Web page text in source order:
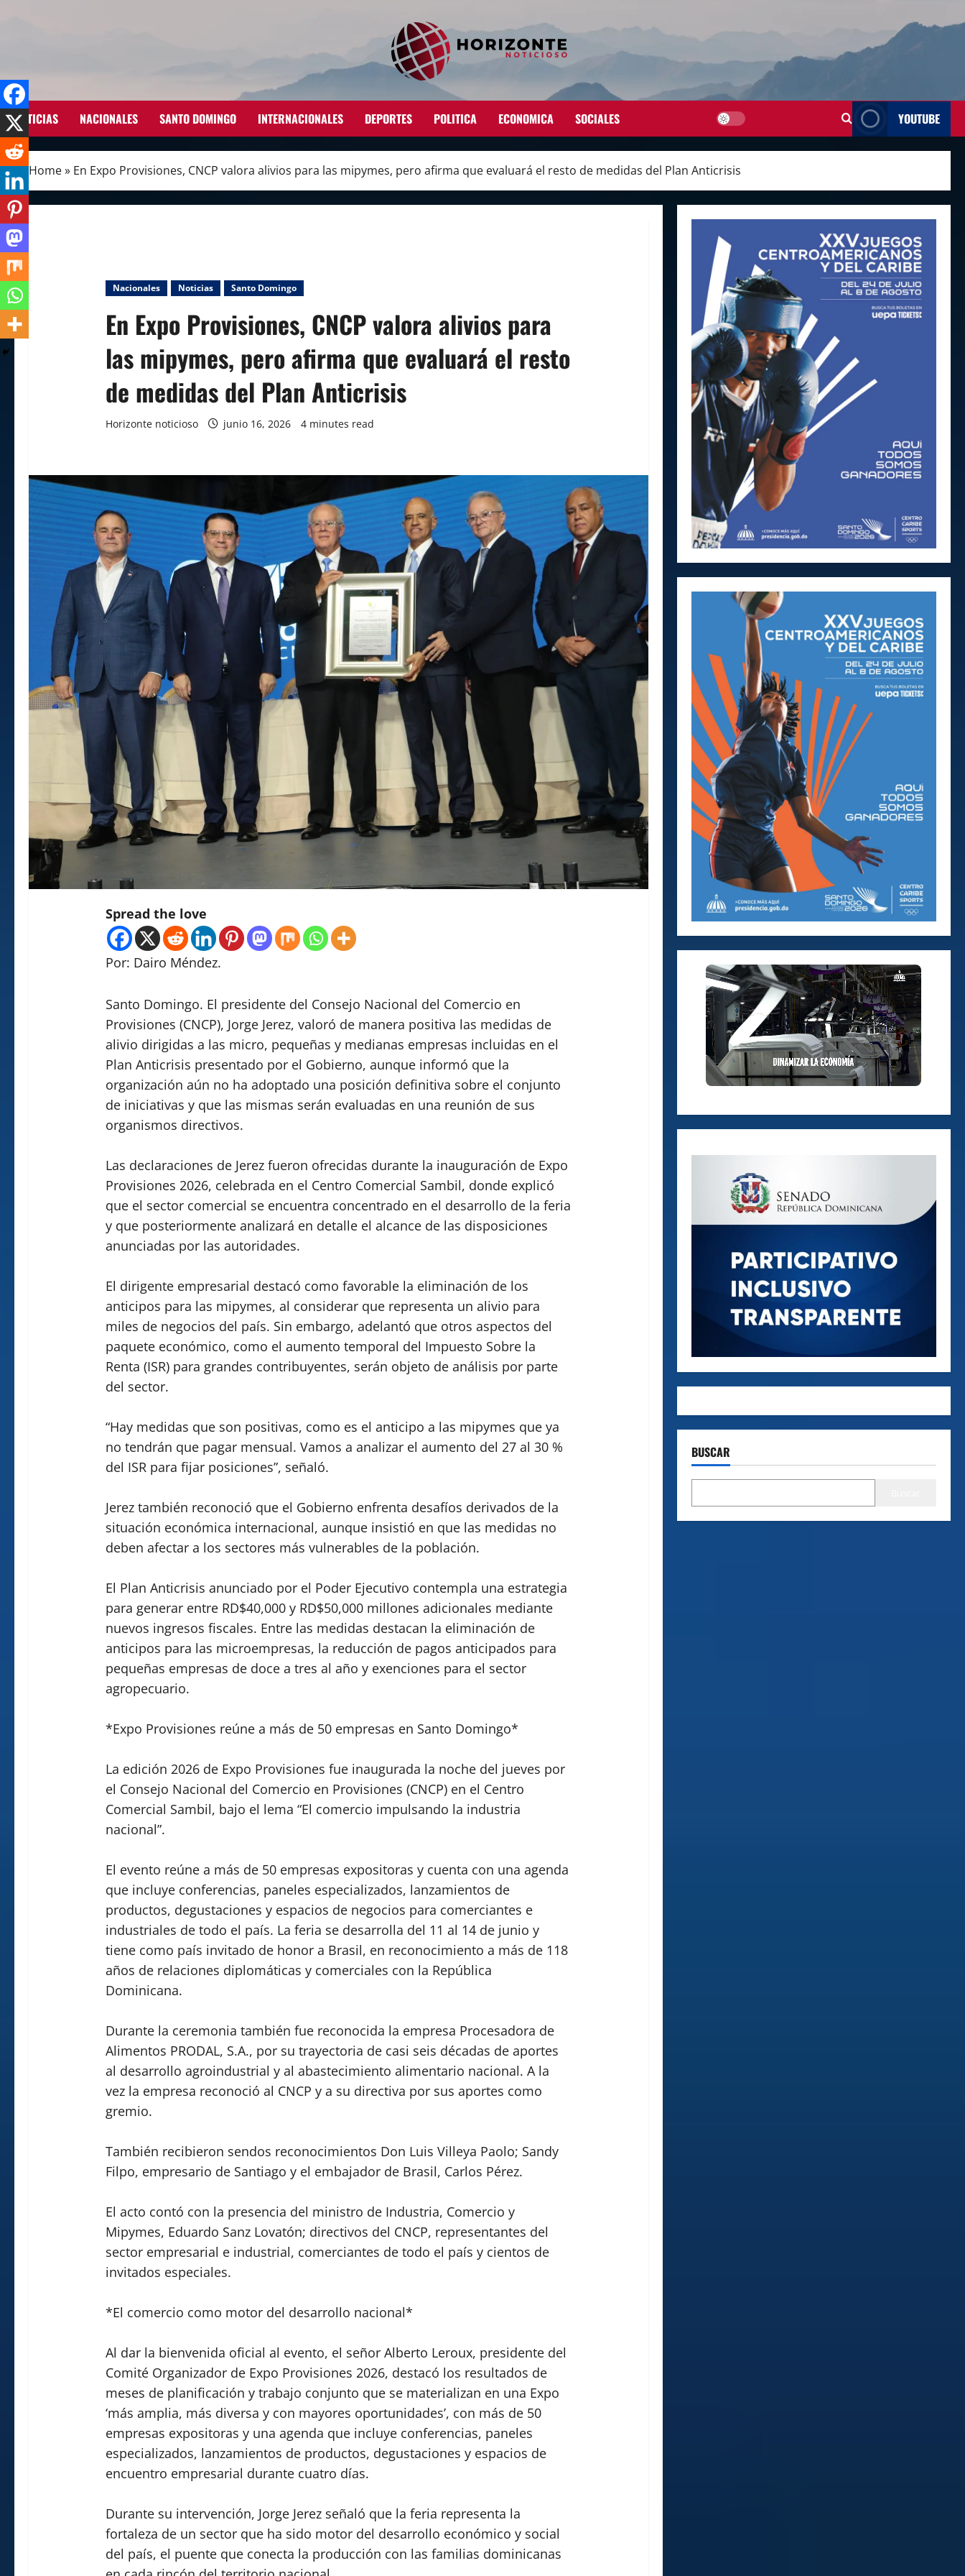
NOTICIAS NACIONALES SANTO DOMINGO INTERNACIONALES DEPORTES POLITICA ECONOMICA SOCIALES YOUTUBE
Home» En Expo Provisiones, CNCP valora alivios para las mipymes, pero afirma que evaluará el resto de medidas del Plan Anticrisis
Nacionales Noticias Santo Domingo
En Expo Provisiones, CNCP valora alivios para
las mipymes, pero afirma que evaluará el resto
de medidas del Plan Anticrisis
Horizonte noticioso junio 16, 2026 4 minutes read
Spread the love
Por: Dairo Méndez.
Santo Domingo. El presidente del Consejo Nacional del Comercio en
Provisiones (CNCP), Jorge Jerez, valoró de manera positiva las medidas de
alivio dirigidas a las micro, pequeñas y medianas empresas incluidas en el
Plan Anticrisis presentado por el Gobierno, aunque informó que la
organización aún no ha adoptado una posición definitiva sobre el conjunto
de iniciativas y que las mismas serán evaluadas en una reunión de sus
organismos directivos.
Las declaraciones de Jerez fueron ofrecidas durante la inauguración de Expo
Provisiones 2026, celebrada en el Centro Comercial Sambil, donde explicó
que el sector comercial se encuentra concentrado en el desarrollo de la feria
y que posteriormente analizará en detalle el alcance de las disposiciones
anunciadas por las autoridades.
El dirigente empresarial destacó como favorable la eliminación de los
anticipos para las mipymes, al considerar que representa un alivio para
miles de negocios del país. Sin embargo, adelantó que otros aspectos del
paquete económico, como el aumento temporal del Impuesto Sobre la
Renta (ISR) para grandes contribuyentes, serán objeto de análisis por parte
del sector.
“Hay medidas que son positivas, como es el anticipo a las mipymes que ya
no tendrán que pagar mensual. Vamos a analizar el aumento del 27 al 30 %
del ISR para fijar posiciones”, señaló.
Jerez también reconoció que el Gobierno enfrenta desafíos derivados de la
situación económica internacional, aunque insistió en que las medidas no
deben afectar a los sectores más vulnerables de la población.
El Plan Anticrisis anunciado por el Poder Ejecutivo contempla una estrategia
para generar entre RD$40,000 y RD$50,000 millones adicionales mediante
nuevos ingresos fiscales. Entre las medidas destacan la eliminación de
anticipos para las microempresas, la reducción de pagos anticipados para
pequeñas empresas de doce a tres al año y exenciones para el sector
agropecuario.
*Expo Provisiones reúne a más de 50 empresas en Santo Domingo*
La edición 2026 de Expo Provisiones fue inaugurada la noche del jueves por
el Consejo Nacional del Comercio en Provisiones (CNCP) en el Centro
Comercial Sambil, bajo el lema “El comercio impulsando la industria
nacional”.
El evento reúne a más de 50 empresas expositoras y cuenta con una agenda
que incluye conferencias, paneles especializados, lanzamientos de
productos, degustaciones y espacios de negocios para comerciantes e
industriales de todo el país. La feria se desarrolla del 11 al 14 de junio y
tiene como país invitado de honor a Brasil, en reconocimiento a más de 118
años de relaciones diplomáticas y comerciales con la República
Dominicana.
Durante la ceremonia también fue reconocida la empresa Procesadora de
Alimentos PRODAL, S.A., por su trayectoria de casi seis décadas de aportes
al desarrollo agroindustrial y al abastecimiento alimentario nacional. A la
vez la empresa reconoció al CNCP y a su directiva por sus aportes como
gremio.
También recibieron sendos reconocimientos Don Luis Villeya Paolo; Sandy
Filpo, empresario de Santiago y el embajador de Brasil, Carlos Pérez.
El acto contó con la presencia del ministro de Industria, Comercio y
Mipymes, Eduardo Sanz Lovatón; directivos del CNCP, representantes del
sector empresarial e industrial, comerciantes de todo el país y cientos de
invitados especiales.
*El comercio como motor del desarrollo nacional*
Al dar la bienvenida oficial al evento, el señor Alberto Leroux, presidente del
Comité Organizador de Expo Provisiones 2026, destacó los resultados de
meses de planificación y trabajo conjunto que se materializan en una Expo
‘más amplia, más diversa y con mayores oportunidades’, con más de 50
empresas expositoras y una agenda que incluye conferencias, paneles
especializados, lanzamientos de productos, degustaciones y espacios de
encuentro empresarial durante cuatro días.
Durante su intervención, Jorge Jerez señaló que la feria representa la
fortaleza de un sector que ha sido motor del desarrollo económico y social
del país, el puente que conecta la producción con las familias dominicanas
BUSCAR